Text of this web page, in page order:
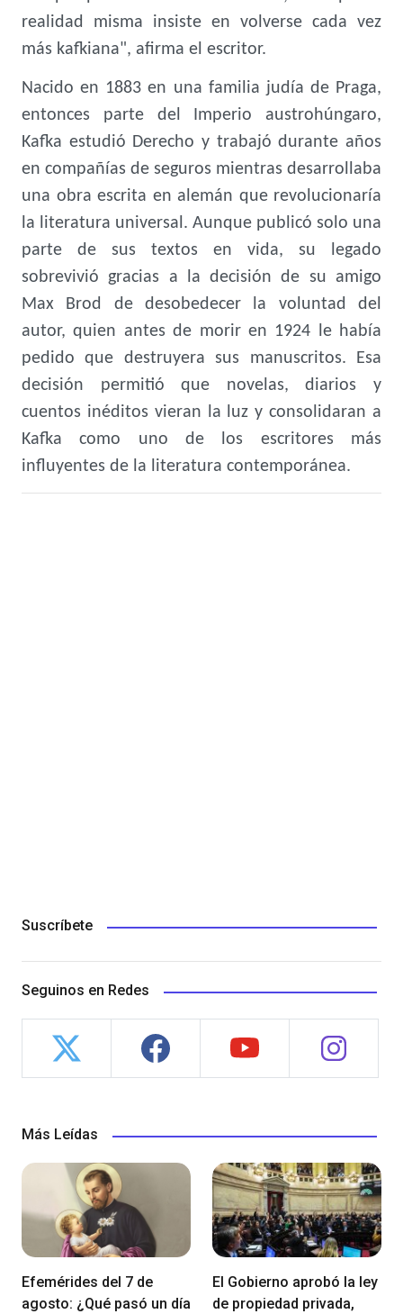
realidad misma insiste en volverse cada vez
más kafkiana", afirma el escritor.
Nacido en 1883 en una familia judía de Praga,
entonces parte del Imperio austrohúngaro,
Kafka estudió Derecho y trabajó durante años
en compañías de seguros mientras desarrollaba
una obra escrita en alemán que revolucionaría
la literatura universal. Aunque publicó solo una
parte de sus textos en vida, su legado
sobrevivió gracias a la decisión de su amigo
Max Brod de desobedecer la voluntad del
autor, quien antes de morir en 1924 le había
pedido que destruyera sus manuscritos. Esa
decisión permitió que novelas, diarios y
cuentos inéditos vieran la luz y consolidaran a
Kafka como uno de los escritores más
influyentes de la literatura contemporánea.
Suscríbete
Seguinos en Redes
Más Leídas
Efemérides del 7 de
agosto: ¿Qué pasó un día
El Gobierno aprobó la ley
de propiedad privada,